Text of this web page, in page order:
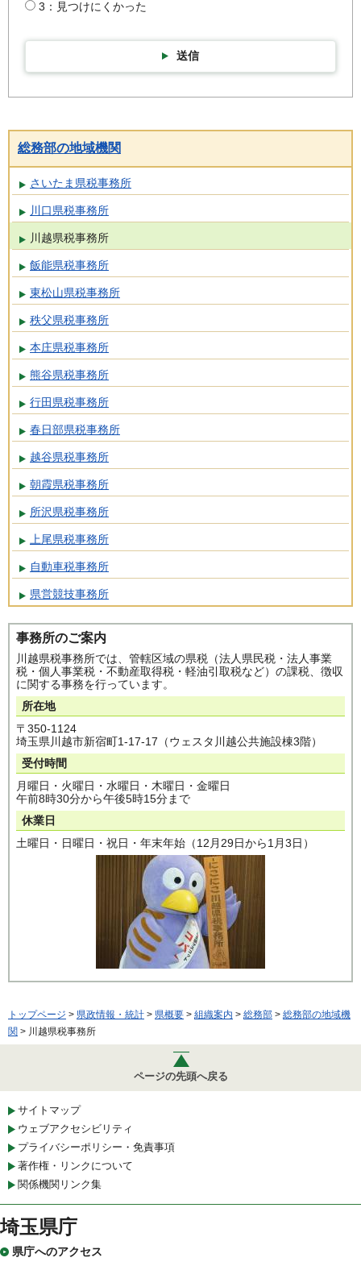
3：見つけにくかった
送信
総務部の地域機関
さいたま県税事務所
川口県税事務所
川越県税事務所
飯能県税事務所
東松山県税事務所
秩父県税事務所
本庄県税事務所
熊谷県税事務所
行田県税事務所
春日部県税事務所
越谷県税事務所
朝霞県税事務所
所沢県税事務所
上尾県税事務所
自動車税事務所
県営競技事務所
事務所のご案内
川越県税事務所では、管轄区域の県税（法人県民税・法人事業
税・個人事業税・不動産取得税・軽油引取税など）の課税、徴収
に関する事務を行っています。
所在地
〒350-1124
埼玉県川越市新宿町1-17-17（ウェスタ川越公共施設棟3階）
受付時間
月曜日・火曜日・水曜日・木曜日・金曜日
午前8時30分から午後5時15分まで
休業日
土曜日・日曜日・祝日・年末年始（12月29日から1月3日）
トップページ > 県政情報・統計 > 県概要 > 組織案内 > 総務部 > 総務部の地域機
関 > 川越県税事務所
ページの先頭へ戻る
サイトマップ
ウェブアクセシビリティ
プライバシーポリシー・免責事項
著作権・リンクについて
関係機関リンク集
埼玉県庁
県庁へのアクセス